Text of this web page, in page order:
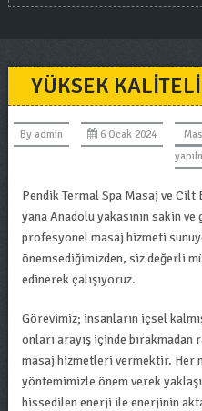
YÜKSEK
By admin 6 Ocak 2024
Pendik Termal Spa Masaj ve Cilt
yana Anadolu yakasının sakin
profesyonel masaj hizmeti
önemsediğimizden, siz değerli
edinerek çalışıyoruz.
Görevimiz; insanların içsel
onları arayış içinde
masaj hizmetleri vermektir. Her
yöntemimizle önem verek
hissedilen enerji ile enerjinin